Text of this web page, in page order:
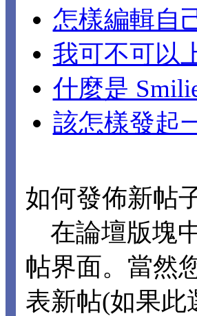
怎樣編輯自
我可不可以
什麼是
該怎樣發起
如何發佈新帖
在論壇版塊
帖界面。當然
表新帖(如果此